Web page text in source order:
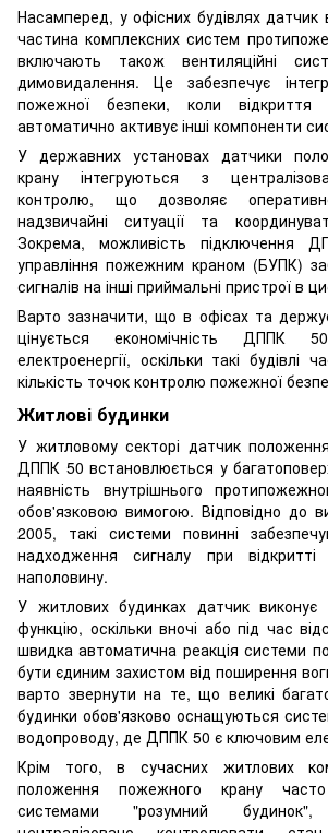
Насамперед, у офісних будівлях
частина комплексних систем
включають також вентиляційні
димовидалення. Це забезпечує
пожежної безпеки, коли відкриття
автоматично активує інші компоненти
У державних установах датчики
крану інтегруються з
контролю, що дозволяє
надзвичайні ситуації та
Зокрема, можливість підключення
управління пожежним краном (БУПК)
сигналів на інші приймальні пристрої в
Варто зазначити, що в офісах та
цінується економічність ДППК
електроенергії, оскільки такі будівлі
кількість точок контролю пожежної
Житлові будинки
У житловому секторі датчик
ДППК 50 встановлюється у
наявність внутрішнього
обов'язковою вимогою. Відповідно до
2005, такі системи повинні
надходження сигналу при відкритті
наполовину.
У житлових будинках датчик виконує
функцію, оскільки вночі або під час
швидка автоматична реакція системи
бути єдиним захистом від поширення
варто звернути на те, що великі
будинки обов'язково оснащуються
водопроводу, де ДППК 50 є ключовим
Крім того, в сучасних житлових
положення пожежного крану
системами "розумний